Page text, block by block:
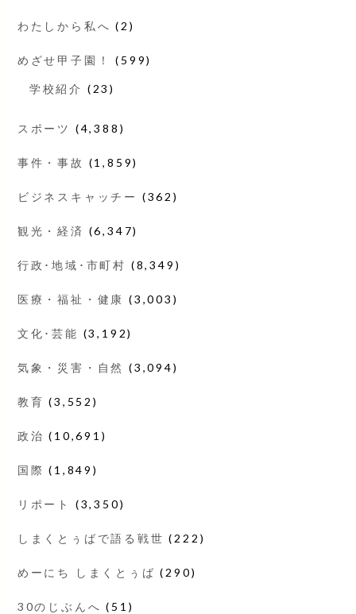
わたしから私へ (2)
めざせ甲子園！ (599)
学校紹介 (23)
スポーツ (4,388)
事件・事故 (1,859)
ビジネスキャッチー (362)
観光・経済 (6,347)
行政･地域･市町村 (8,349)
医療・福祉・健康 (3,003)
文化･芸能 (3,192)
気象・災害・自然 (3,094)
教育 (3,552)
政治 (10,691)
国際 (1,849)
リポート (3,350)
しまくとぅばで語る戦世 (222)
めーにち しまくとぅば (290)
30のじぶんへ (51)